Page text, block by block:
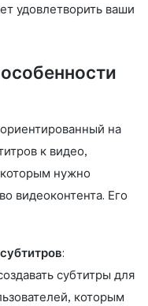
удовлетворить ваши
на
к видео,
нужно
видеоконтента. Его
:
субтитры для
которым